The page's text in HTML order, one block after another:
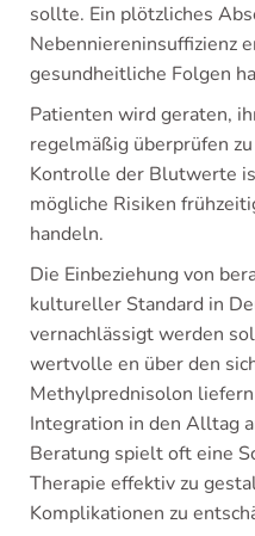
sollte. Ein plötzliches
Nebenniereninsuffizienz
gesundheitliche Folgen
Patienten wird geraten,
regelmäßig überprüfen
Kontrolle der Blutwerte
mögliche Risiken
handeln.
Die Einbeziehung von
kultureller Standard in
vernachlässigt werden
wertvolle en über den
Methylprednisolon
Integration in den Alltag
Beratung spielt oft eine
Therapie effektiv zu
Komplikationen zu